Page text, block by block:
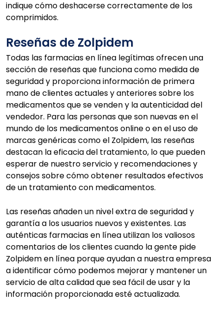
indique cómo deshacerse correctamente de los
comprimidos.
Reseñas de Zolpidem
Todas las farmacias en línea legítimas ofrecen una
sección de reseñas que funciona como medida de
seguridad y proporciona información de primera
mano de clientes actuales y anteriores sobre los
medicamentos que se venden y la autenticidad del
vendedor. Para las personas que son nuevas en el
mundo de los medicamentos online o en el uso de
marcas genéricas como el Zolpidem, las reseñas
destacan la eficacia del tratamiento, lo que pueden
esperar de nuestro servicio y recomendaciones y
consejos sobre cómo obtener resultados efectivos
de un tratamiento con medicamentos.
Las reseñas añaden un nivel extra de seguridad y
garantía a los usuarios nuevos y existentes. Las
auténticas farmacias en línea utilizan los valiosos
comentarios de los clientes cuando la gente pide
Zolpidem en línea porque ayudan a nuestra empresa
a identificar cómo podemos mejorar y mantener un
servicio de alta calidad que sea fácil de usar y la
información proporcionada esté actualizada.